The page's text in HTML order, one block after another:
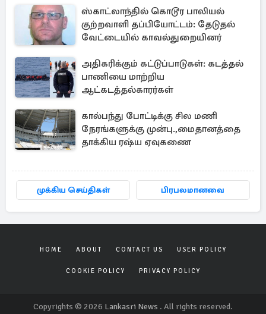
ஸ்காட்லாந்தில் கொடூர பாலியல்
குற்றவாளி தப்பியோட்டம்: தேடுதல்
வேட்டையில் காவல்துறையினர்
அதிகரிக்கும் கட்டுப்பாடுகள்: கடத்தல்
பாணியை மாற்றிய
ஆட்கடத்தல்காரர்கள்
கால்பந்து போட்டிக்கு சில மணி
நேரங்களுக்கு முன்பு.,மைதானத்தை
தாக்கிய ரஷ்ய ஏவுகணை
முக்கிய செய்திகள் பிரபலமானவை
HOME ABOUT CONTACT US USER POLICY
COOKIE POLICY PRIVACY POLICY
Copyrights © 2026 Lankasri News . All rights reserved.